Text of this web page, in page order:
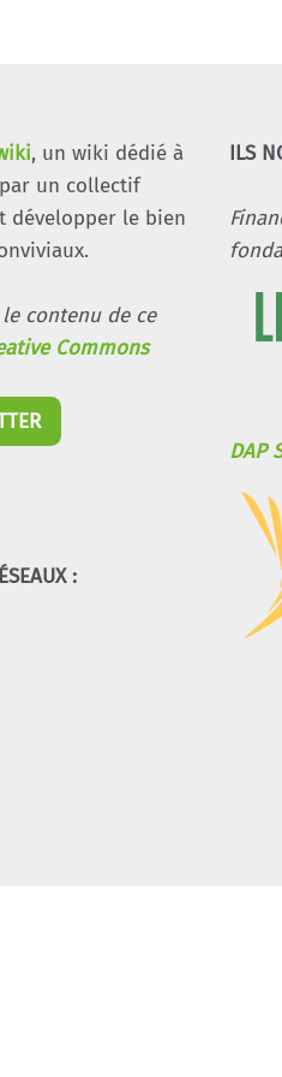
, un wiki dédié à
un collectif
développer le bien
contenu de ce
Commons
:
ILS
DAP